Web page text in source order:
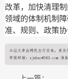
改革，加快清理
领域的体制机制
准、规则、政策协